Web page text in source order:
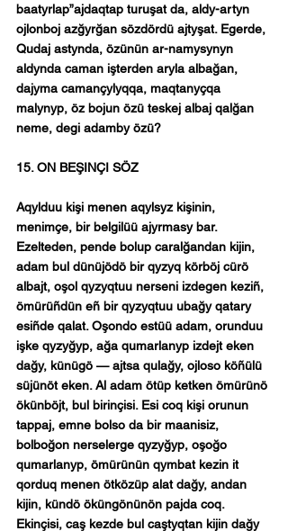
baatyrlap”ajdaqtap turuşat da, aldy-artyn
ojlonboj azğyrğan sözdördü ajtyşat. Egerde,
Qudaj astynda, özünün ar-namysynyn
aldynda caman işterden aryla albağan,
dajyma camançylyqqa, maqtanyçqa
malynyp, öz bojun özü teskej albaj qalğan
neme, degi adamby özü?
15. ON BEŞINÇI SÖZ
Aqylduu kişi menen aqylsyz kişinin,
menimçe, bir belgilüü ajyrmasy bar.
Ezelteden, pende bolup caralğandan kijin,
adam bul dünüjödö bir qyzyq körböj cürö
albajt, oşol qyzyqtuu nerseni izdegen keziñ,
ömürüñdün eñ bir qyzyqtuu ubağy qatary
esiñde qalat. Oşondo estüü adam, orunduu
işke qyzyğyp, ağa qumarlanyp izdejt eken
dağy, künügö — ajtsa qulağy, ojloso köñülü
süjünöt eken. Al adam ötüp ketken ömürünö
ökünböjt, bul birinçisi. Esi coq kişi orunun
tappaj, emne bolso da bir maanisiz,
bolboğon nerselerge qyzyğyp, oşoğo
qumarlanyp, ömürünün qymbat kezin it
qorduq menen ötközüp alat dağy, andan
kijin, kündö öküngönünön pajda coq.
Ekinçisi, caş kezde bul caştyqtan kijin dağy